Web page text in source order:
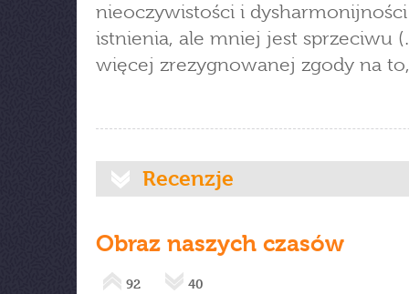
nieoczywistości i dysharmonijności
istnienia, ale mniej jest sprzeciwu
więcej zrezygnowanej zgody na
Recenzje
Obraz naszych czasów
92 40